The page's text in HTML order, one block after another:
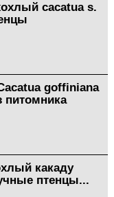
cacatua s.
goffiniana
питомника
какаду
птенцы...